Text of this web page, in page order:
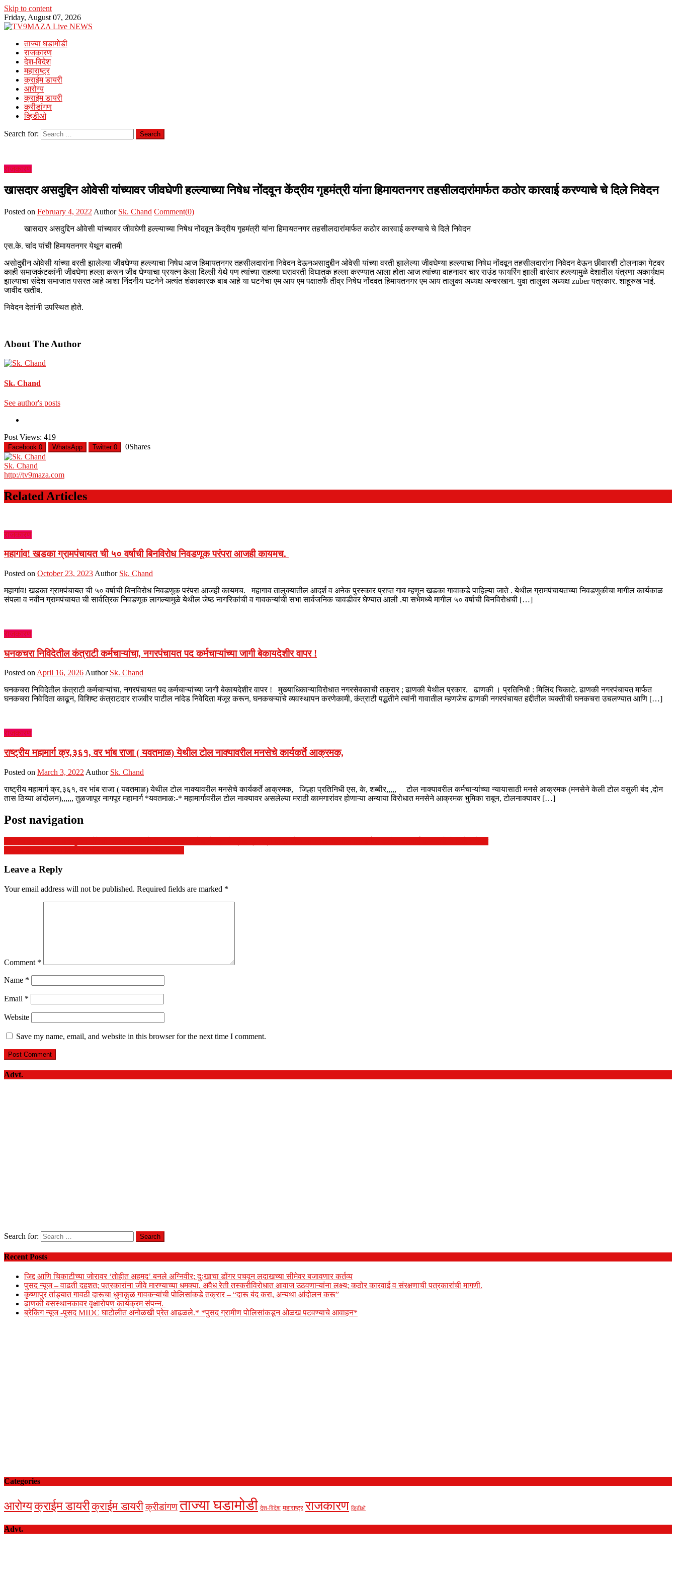
Skip to content
Friday, August 07, 2026
ताज्या घडामोडी
राजकारण
देश-विदेश
महाराष्ट्र
क्राईम डायरी
आरोग्य
क्राईम डायरी
क्रीडांगण
व्हिडीओ
Search for:
राजकारण
खासदार असदुद्दिन ओवेसी यांच्यावर जीवघेणी हल्ल्याच्या निषेध नोंदवून केंद्रीय गृहमंत्री यांना हिमायतनगर तहसीलदारांमार्फत कठोर कारवाई करण्याचे चे दिले निवेदन
Posted on February 4, 2022 Author Sk. Chand Comment(0)
खासदार असदुद्दिन ओवेसी यांच्यावर जीवघेणी हल्ल्याच्या निषेध नोंदवून केंद्रीय गृहमंत्री यांना हिमायतनगर तहसीलदारांमार्फत कठोर कारवाई करण्याचे चे दिले निवेदन
एस.के. चांद यांची हिमायतनगर येथून बातमी
असोदुद्दीन ओवेसी यांच्या वरती झालेल्या जीवघेण्या हल्ल्याचा निषेध आज हिमायतनगर तहसीलदारांना निवेदन देऊनअसादुद्दीन ओवेसी यांच्या वरती झालेल्या जीवघेण्या हल्ल्याचा निषेध नोंदवून तहसीलदारांना निवेदन देऊन छीवारशी टोलनाका गेटवर
काही समाजकंटकांनी जीवघेणा हल्ला करून जीव घेण्याचा प्रयत्न केला दिल्ली येथे पण त्यांच्या राहत्या घरावरती विघातक हल्ला करण्यात आला होता आज त्यांच्या वाहनावर चार राउंड फायरिंग झाली वारंवार हल्ल्यामुळे देशातील यंत्रणा अकार्यक्षम
झाल्याचा संदेश समाजात पसरत आहे आशा निंदनीय घटनेने अत्यंत शंकाकारक बाब आहे या घटनेचा एम आय एम पक्षातर्फे तीव्र निषेध नोंदवत हिमायतनगर एम आय तालुका अध्यक्ष अन्वरखान. युवा तालुका अध्यक्ष zuber पत्रकार. शाहूरुख भाई.
जावीद खतीब.
निवेदन देतांनी उपस्थित होते.
About The Author
Sk. Chand
See author's posts
Post Views: 419
Facebook 0 WhatsApp Twitter 0 0Shares
Sk. Chand
http://tv9maza.com
Related Articles
राजकारण
महागांव! खडका ग्रामपंचायत ची ५० वर्षाची बिनविरोध निवडणूक परंपरा आजही कायमच.
Posted on October 23, 2023 Author Sk. Chand
महागांव! खडका ग्रामपंचायत ची ५० वर्षाची बिनविरोध निवडणूक परंपरा आजही कायमच. महागाव तालुक्यातील आदर्श व अनेक पुरस्कार प्राप्त गाव म्हणून खडका गावाकडे पाहिल्या जाते . येथील ग्रामपंचायतच्या निवडणुकीचा मागील कार्यकाळ
संपला व नवीन ग्रामपंचायत ची सार्वत्रिक निवडणूक लागल्यामुळे येथील जेष्ठ नागरिकांची व गावकऱ्यांची सभा सार्वजनिक चावडीवर घेण्यात आली .या सभेमध्ये मागील ५० वर्षाची बिनविरोधची […]
राजकारण
घनकचरा निविदेतील कंत्राटी कर्मचाऱ्यांचा, नगरपंचायत पद कर्मचाऱ्यांच्या जागी बेकायदेशीर वापर !
Posted onApril 16, 2026Author Sk. Chand
घनकचरा निविदेतील कंत्राटी कर्मचाऱ्यांचा, नगरपंचायत पद कर्मचाऱ्यांच्या जागी बेकायदेशीर वापर ! मुख्याधिकाऱ्याविरोधात नगरसेवकाची तक्रार ; ढाणकी येथील प्रकार. ढाणकी । प्रतिनिधी : मिलिंद चिकाटे. ढाणकी नगरपंचायत मार्फत
घनकचरा निवेदिता काढून, विशिष्ट कंत्राटदार राजवीर पाटील नांदेड निवेदिता मंजूर करून, घनकचऱ्याचे व्यवस्थापन करणेकामी, कंत्राटी पद्धतीने त्यांनी गावातील म्हणजेच ढाणकी नगरपंचायत हद्दीतील व्यक्तीची घनकचरा उचलण्यात आणि […]
राजकारण
राष्ट्रीय महामार्ग क्र,३६१, वर भांब राजा ( यवतमाळ) येथील टोल नाक्यावरील मनसेचे कार्यकर्ते आक्रमक,
Posted on March 3, 2022 Author Sk. Chand
राष्ट्रीय महामार्ग क्र,३६१, वर भांब राजा ( यवतमाळ) येथील टोल नाक्यावरील मनसेचे कार्यकर्ते आक्रमक, जिल्हा प्रतिनिधी एस, के, शब्बीर,,,,, टोल नाक्यावरील कर्मचाऱ्यांच्या न्यायासाठी मनसे आक्रमक (मनसेने केली टोल वसुली बंद ,दोन
तास ठिय्या आंदोलन),,,,,, तुळजापूर नागपूर महामार्ग *यवतमाळ:-* महामार्गावरील टोल नाक्यावर असलेल्या मराठी कामगारांवर होणाऱ्या अन्याया विरोधात मनसेने आक्रमक भुमिका राबून, टोलनाक्यावर […]
Post navigation
Leave a Reply
Your email address will not be published. Required fields are marked *
Comment *
Name *
Email *
Website
Save my name, email, and website in this browser for the next time I comment.
Advt.
Search for:
Recent Posts
जिद्द आणि चिकाटीच्या जोरावर ‘तोहीत अहमद’ बनले अग्निवीर; दुःखाचा डोंगर पचवून लदाखच्या सीमेवर बजावणार कर्तव्य
पुसद न्यूज – वाढती दहशत; पत्रकारांना जीवे मारण्याच्या धमक्या. अवैध रेती तस्करीविरोधात आवाज उठवणाऱ्यांना लक्ष्य; कठोर कारवाई व संरक्षणाची पत्रकारांची मागणी.
कृष्णापुर तांड्यात गावठी दारूचा धुमाकूळ गावकऱ्यांची पोलिसांकडे तक्रार – “दारू बंद करा, अन्यथा आंदोलन करू”
ढाणकी बसस्थानकावर वृक्षारोपण कार्यक्रम संपन्न.
ब्रेकिंग न्यूज -पुसद MIDC घाटोलीत अनोळखी प्रेत आढळले.* *पुसद ग्रामीण पोलिसांकडून ओळख पटवण्याचे आवाहन*
Categories
आरोग्यक्राईम डायरीक्राईम डायरीक्रीडांगणताज्या घडामोडी देश-विदेश महाराष्ट्र राजकारण व्हिडीओ
Advt.